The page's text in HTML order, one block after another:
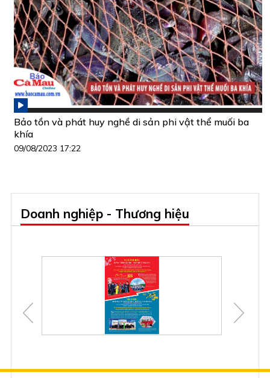
Bảo tồn và phát huy nghề di sản phi vật thể muối ba
khía
09/08/2023 17:22
Doanh nghiệp - Thương hiệu